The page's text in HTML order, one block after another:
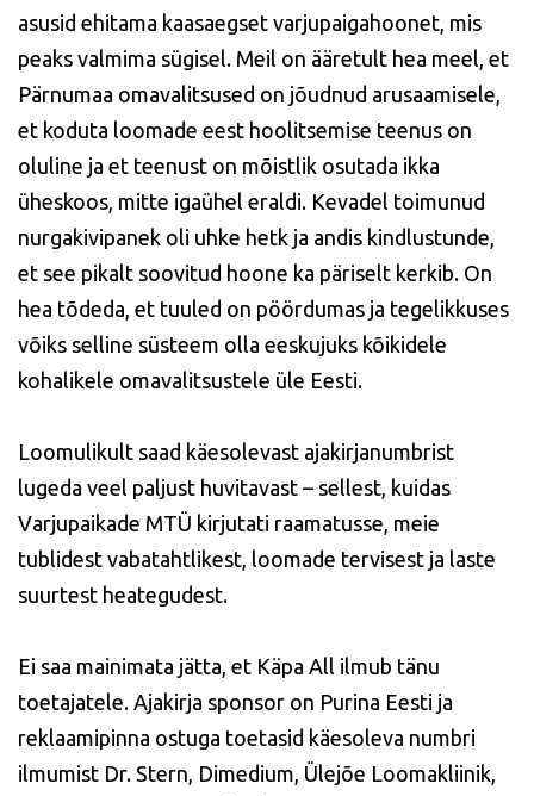
asusid ehitama kaasaegset varjupaigahoonet, mis
peaks valmima sügisel. Meil on ääretult hea meel, et
Pärnumaa omavalitsused on jõudnud arusaamisele,
et koduta loomade eest hoolitsemise teenus on
oluline ja et teenust on mõistlik osutada ikka
üheskoos, mitte igaühel eraldi. Kevadel toimunud
nurgakivipanek oli uhke hetk ja andis kindlustunde,
et see pikalt soovitud hoone ka päriselt kerkib. On
hea tõdeda, et tuuled on pöördumas ja tegelikkuses
võiks selline süsteem olla eeskujuks kõikidele
kohalikele omavalitsustele üle Eesti.
Loomulikult saad käesolevast ajakirjanumbrist
lugeda veel paljust huvitavast – sellest, kuidas
Varjupaikade MTÜ kirjutati raamatusse, meie
tublidest vabatahtlikest, loomade tervisest ja laste
suurtest heategudest.
Ei saa mainimata jätta, et Käpa All ilmub tänu
toetajatele. Ajakirja sponsor on Purina Eesti ja
reklaamipinna ostuga toetasid käesoleva numbri
ilmumist Dr. Stern, Dimedium, Ülejõe Loomakliinik,